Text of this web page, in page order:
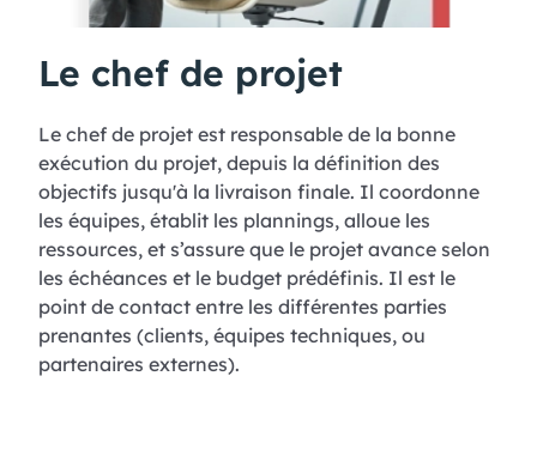
Le chef de projet
Le chef de projet est responsable de la bonne
exécution du projet, depuis la définition des
objectifs jusqu'à la livraison finale. Il coordonne
les équipes, établit les plannings, alloue les
ressources, et s’assure que le projet avance selon
les échéances et le budget prédéfinis. Il est le
point de contact entre les différentes parties
prenantes (clients, équipes techniques, ou
partenaires externes).